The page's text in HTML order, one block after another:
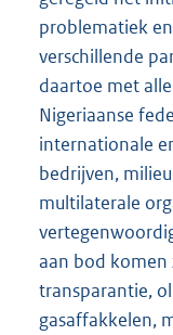
problematiek
verschillende
daartoe met
Nigeriaanse
internationale
bedrijven,
multilaterale
aan bod komen
transparantie,
gasaffakkelen,